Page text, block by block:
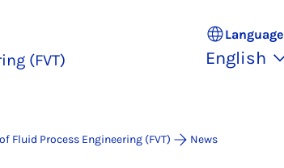
(FVT)
Language
English
Fluid Process Engineering (FVT) News